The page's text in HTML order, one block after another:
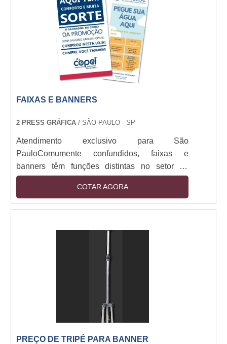
FAIXAS E BANNERS
2 PRESS GRÁFICA / SÃO PAULO - SP
Atendimento exclusivo para São
PauloComumente confundidos, faixas e
banners têm funções distintas no setor de
comunicação visual. Ambos são usados para
divulgação de produtos e serviços, mas podem
variar de acordo com o material e
são confeccionadas no formato retangular e
horizontal. Com baixo custo de produção, é
uma excelente alternativa para quem deseja
praticidade e mobilidade, utilizada em even....
COTAR AGORA
PREÇO DE TRIPÉ PARA BANNER